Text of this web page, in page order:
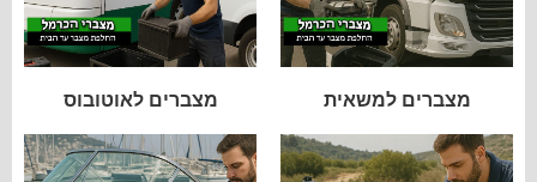
מצברים למשאית מצברים לאוטובוס